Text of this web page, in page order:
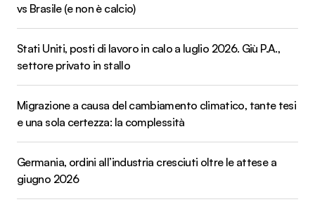
vs Brasile (e non è calcio)
Stati Uniti, posti di lavoro in calo a luglio 2026. Giù P.A.,
settore privato in stallo
Migrazione a causa del cambiamento climatico, tante tesi
e una sola certezza: la complessità
Germania, ordini all’industria cresciuti oltre le attese a
giugno 2026